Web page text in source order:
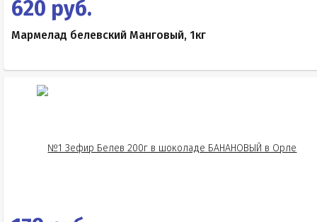
620 руб.
Мармелад белевский Манговый, 1кг